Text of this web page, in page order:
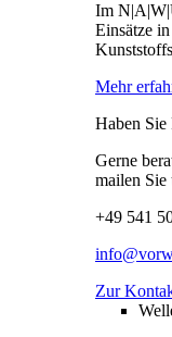
Im
Einsätze
Mehr
Haben Sie
Gerne
mailen Sie
+49 541
Zur